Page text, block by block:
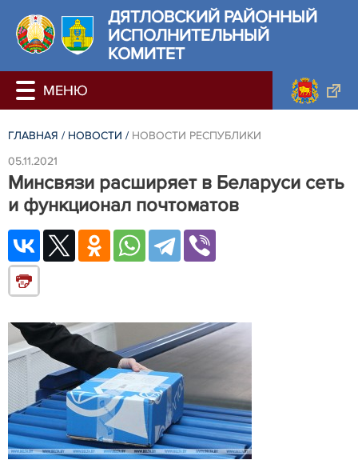
ДЯТЛОВСКИЙ РАЙОННЫЙ
ИСПОЛНИТЕЛЬНЫЙ
КОМИТЕТ
ГЛАВНАЯ / НОВОСТИ / НОВОСТИ РЕСПУБЛИКИ
05.11.2021
Минсвязи расширяет в Беларуси сеть
и функционал почтоматов